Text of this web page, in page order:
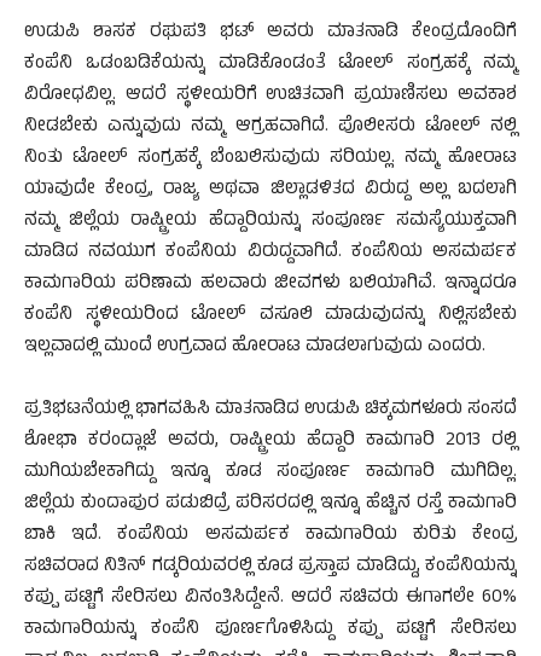
ಉಡುಪಿ ಶಾಸಕ ರಘುಪತಿ ಭಟ್ ಅವರು ಮಾತನಾಡಿ ಕೇಂದ್ರದೊಂದಿಗೆ
ಕಂಪೆನಿ ಒಡಂಬಡಿಕೆಯನ್ನು ಮಾಡಿಕೊಂಡಂತೆ ಟೋಲ್ ಸಂಗ್ರಹಕ್ಕೆ ನಮ್ಮ
ವಿರೋಧವಿಲ್ಲ. ಆದರೆ ಸ್ಥಳೀಯರಿಗೆ ಉಚಿತವಾಗಿ ಪ್ರಯಾಣಿಸಲು ಅವಕಾಶ
ನೀಡಬೇಕು ಎನ್ನುವುದು ನಮ್ಮ ಆಗ್ರಹವಾಗಿದೆ. ಪೊಲೀಸರು ಟೋಲ್ ನಲ್ಲಿ
ನಿಂತು ಟೋಲ್ ಸಂಗ್ರಹಕ್ಕೆ ಬೆಂಬಲಿಸುವುದು ಸರಿಯಲ್ಲ. ನಮ್ಮ ಹೋರಾಟ
ಯಾವುದೇ ಕೇಂದ್ರ, ರಾಜ್ಯ ಅಥವಾ ಜಿಲ್ಲಾಡಳಿತದ ವಿರುದ್ದ ಅಲ್ಲ ಬದಲಾಗಿ
ನಮ್ಮ ಜಿಲ್ಲೆಯ ರಾಷ್ಟ್ರೀಯ ಹೆದ್ದಾರಿಯನ್ನು ಸಂಪೂರ್ಣ ಸಮಸ್ಯೆಯುಕ್ತವಾಗಿ
ಮಾಡಿದ ನವಯುಗ ಕಂಪೆನಿಯ ವಿರುದ್ದವಾಗಿದೆ. ಕಂಪೆನಿಯ ಅಸಮರ್ಪಕ
ಕಾಮಗಾರಿಯ ಪರಿಣಾಮ ಹಲವಾರು ಜೀವಗಳು ಬಲಿಯಾಗಿವೆ. ಇನ್ನಾದರೂ
ಕಂಪೆನಿ ಸ್ಥಳೀಯರಿಂದ ಟೋಲ್ ವಸೂಲಿ ಮಾಡುವುದನ್ನು ನಿಲ್ಲಿಸಬೇಕು
ಇಲ್ಲವಾದಲ್ಲಿ ಮುಂದೆ ಉಗ್ರವಾದ ಹೋರಾಟ ಮಾಡಲಾಗುವುದು ಎಂದರು.
ಪ್ರತಿಭಟನೆಯಲ್ಲಿ ಭಾಗವಹಿಸಿ ಮಾತನಾಡಿದ ಉಡುಪಿ ಚಿಕ್ಕಮಗಳೂರು ಸಂಸದೆ
ಶೋಭಾ ಕರಂದ್ಲಾಜೆ ಅವರು, ರಾಷ್ಟ್ರೀಯ ಹೆದ್ದಾರಿ ಕಾಮಗಾರಿ 2013 ರಲ್ಲಿ
ಮುಗಿಯಬೇಕಾಗಿದ್ದು ಇನ್ನೂ ಕೂಡ ಸಂಪೂರ್ಣ ಕಾಮಗಾರಿ ಮುಗಿದಿಲ್ಲ.
ಜಿಲ್ಲೆಯ ಕುಂದಾಪುರ ಪಡುಬಿದ್ರೆ ಪರಿಸರದಲ್ಲಿ ಇನ್ನೂ ಹೆಚ್ಚಿನ ರಸ್ತೆ ಕಾಮಗಾರಿ
ಬಾಕಿ ಇದೆ. ಕಂಪೆನಿಯ ಅಸಮರ್ಪಕ ಕಾಮಗಾರಿಯ ಕುರಿತು ಕೇಂದ್ರ
ಸಚಿವರಾದ ನಿತಿನ್ ಗಡ್ಕರಿಯವರಲ್ಲಿ ಕೂಡ ಪ್ರಸ್ತಾಪ ಮಾಡಿದ್ದು, ಕಂಪೆನಿಯನ್ನು
ಕಪ್ಪು ಪಟ್ಟಿಗೆ ಸೇರಿಸಲು ವಿನಂತಿಸಿದ್ದೇನೆ. ಆದರೆ ಸಚಿವರು ಈಗಾಗಲೇ 60%
ಕಾಮಗಾರಿಯನ್ನು ಕಂಪೆನಿ ಪೂರ್ಣಗೊಳಿಸಿದ್ದು ಕಪ್ಪು ಪಟ್ಟಿಗೆ ಸೇರಿಸಲು